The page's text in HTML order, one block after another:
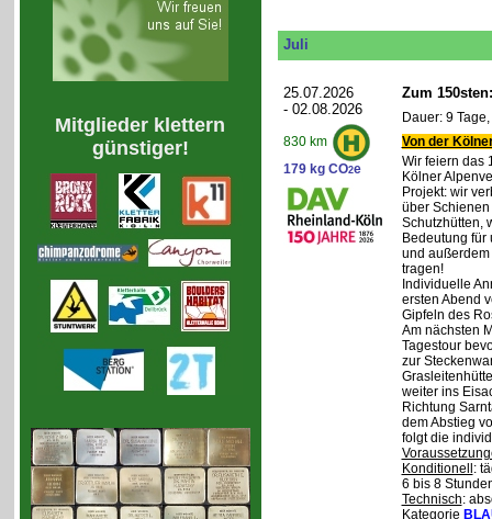
Mitglieder klettern
günstiger!
Juli
25.07.2026
- 02.08.2026
830 km
179 kg CO2e
Zum
Dauer: 9
Von der
Wir feiern das
Kölner
Projekt: wir
über
Schutzhütten,
Bedeutung
und
tragen!
Individuelle
ersten Abend
Gipfeln des
Am nächsten
Tagestour
zur
weiter ins
Richtung
dem Abstieg
folgt die
Konditionell :
6 bis 8
Technisch:
Kategorie